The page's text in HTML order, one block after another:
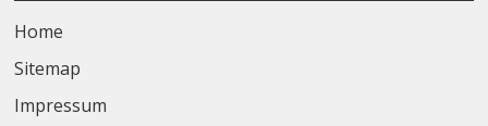
Home
Sitemap
Impressum